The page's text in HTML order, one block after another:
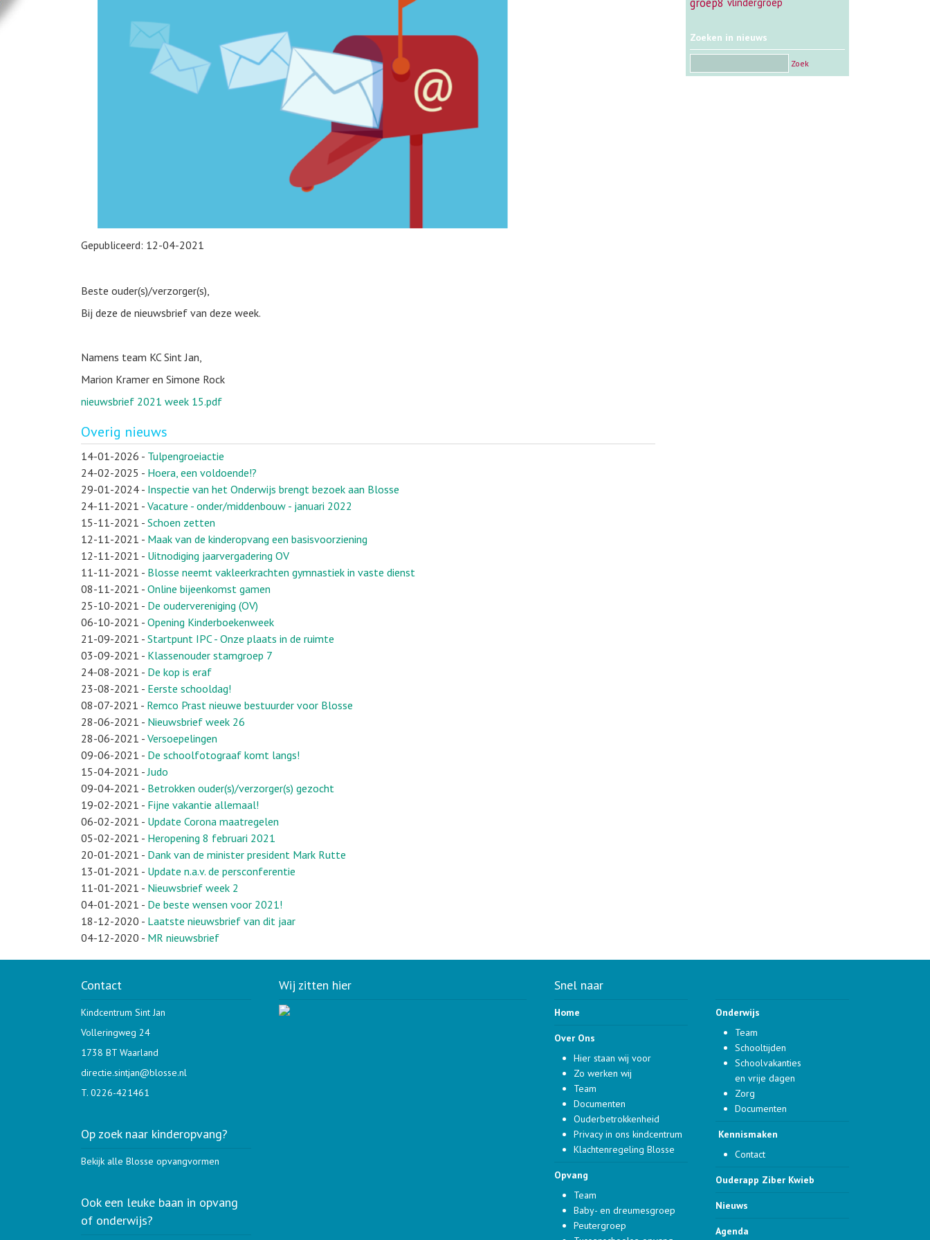
Gepubliceerd: 12-04-2021
Beste ouder(s)/verzorger(s),
Bij deze de nieuwsbrief van deze week.
Namens team KC Sint Jan,
Marion Kramer en Simone Rock
nieuwsbrief 2021 week 15.pdf
Overig nieuws
14-01-2026 - Tulpengroeiactie
24-02-2025 - Hoera, een voldoende!?
29-01-2024 - Inspectie van het Onderwijs brengt bezoek aan Blosse
24-11-2021 - Vacature - onder/middenbouw - januari 2022
15-11-2021 - Schoen zetten
12-11-2021 - Maak van de kinderopvang een basisvoorziening
12-11-2021 - Uitnodiging jaarvergadering OV
11-11-2021 - Blosse neemt vakleerkrachten gymnastiek in vaste dienst
08-11-2021 - Online bijeenkomst gamen
25-10-2021 - De oudervereniging (OV)
06-10-2021 - Opening Kinderboekenweek
21-09-2021 - Startpunt IPC - Onze plaats in de ruimte
03-09-2021 - Klassenouder stamgroep 7
24-08-2021 - De kop is eraf
23-08-2021 - Eerste schooldag!
08-07-2021 - Remco Prast nieuwe bestuurder voor Blosse
28-06-2021 - Nieuwsbrief week 26
28-06-2021 - Versoepelingen
09-06-2021 - De schoolfotograaf komt langs!
15-04-2021 -Judo
09-04-2021 - Betrokken ouder(s)/verzorger(s) gezocht
19-02-2021 - Fijne vakantie allemaal!
06-02-2021 - Update Corona maatregelen
05-02-2021 - Heropening 8 februari 2021
20-01-2021 - Dank van de minister president Mark Rutte
13-01-2021 - Update n.a.v. de persconferentie
11-01-2021 - Nieuwsbrief week 2
04-01-2021 - De beste wensen voor 2021!
18-12-2020 - Laatste nieuwsbrief van dit jaar
04-12-2020 - MR nieuwsbrief
Zoeken in nieuws
Zoek
Contact
Kindcentrum Sint Jan
Volleringweg 24
1738 BT Waarland
directie.sintjan@blosse.nl
T. 0226-421461
Op zoek naar kinderopvang?
Bekijk alle Blosse opvangvormen
Ook een leuke baan in opvang
of onderwijs?
Wij zitten hier Snel naar
Home
Over Ons
Hier staan wij voor
Zo werken wij
Team
Documenten
Ouderbetrokkenheid
Privacy in ons kindcentrum
Klachtenregeling Blosse
Opvang
Team
Baby- en dreumesgroep
Peutergroep
Onderwijs
Team
Schooltijden
Schoolvakanties
en vrije dagen
Zorg
Documenten
Kennismaken
Contact
Ouderapp Ziber Kwieb
Nieuws
Agenda